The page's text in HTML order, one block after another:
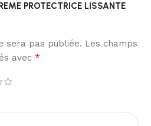
PROTECTRICE LISSANTE
sera pas publiée. Les champs
avec *